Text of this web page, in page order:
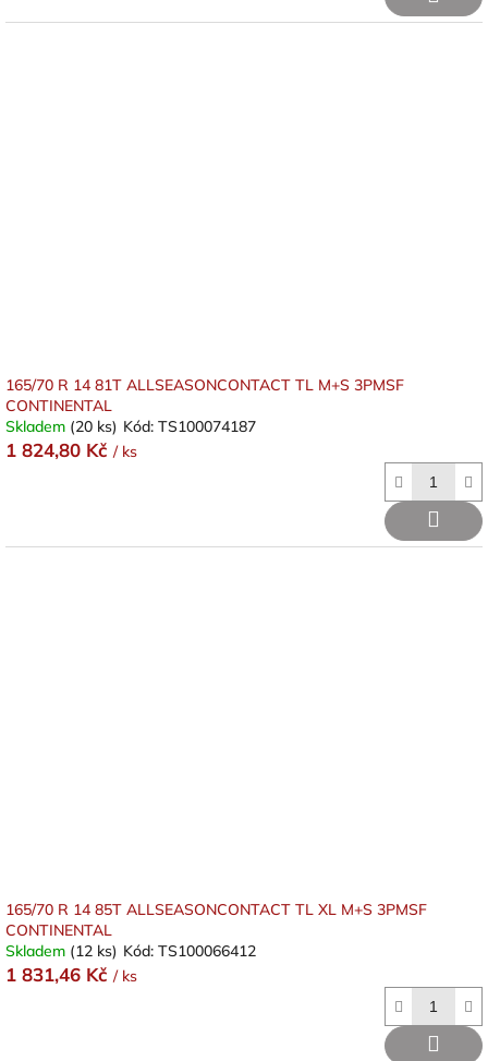
165/70 R 14 81T ALLSEASONCONTACT TL M+S 3PMSF
CONTINENTAL
Skladem (20 ks) Kód: TS100074187
1 824,80 Kč / ks
165/70 R 14 85T ALLSEASONCONTACT TL XL M+S 3PMSF
CONTINENTAL
Skladem (12 ks) Kód: TS100066412
1 831,46 Kč / ks